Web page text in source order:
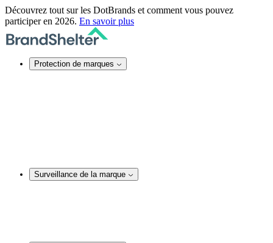
Découvrez tout sur les DotBrands et comment vous pouvez
participer en 2026. En savoir plus
Protection de marques
Protection de marques en ligne
Surveillance de la marque
Surveillance de la marque